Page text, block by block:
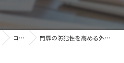
コラム 門扉の防犯性を高める外構設計のポイント